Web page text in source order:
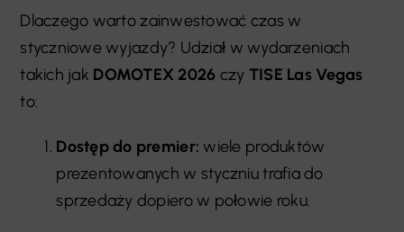
Dlaczego warto zainwestować czas w
styczniowe wyjazdy? Udział w wydarzeniach
takich jak DOMOTEX 2026 czy TISE Las Vegas
to:
Dostęp do premier: wiele produktów
prezentowanych w styczniu trafia do
sprzedaży dopiero w połowie roku.